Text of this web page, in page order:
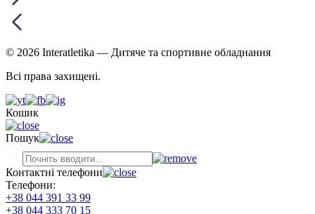
© 2026 Interatletika — Дитяче та спортивне обладнання
Всі права захищені.
Кошик
Пошук
Контактні телефони
Телефони:
+38 044 391 33 99
+38 044 333 70 15